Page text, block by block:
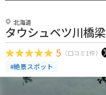
北海道
タウシュベツ川橋梁
5 （口コミ1件）
#絶景スポット